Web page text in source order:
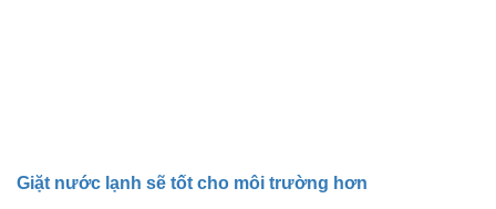
Giặt nước lạnh sẽ tốt cho môi trường hơn